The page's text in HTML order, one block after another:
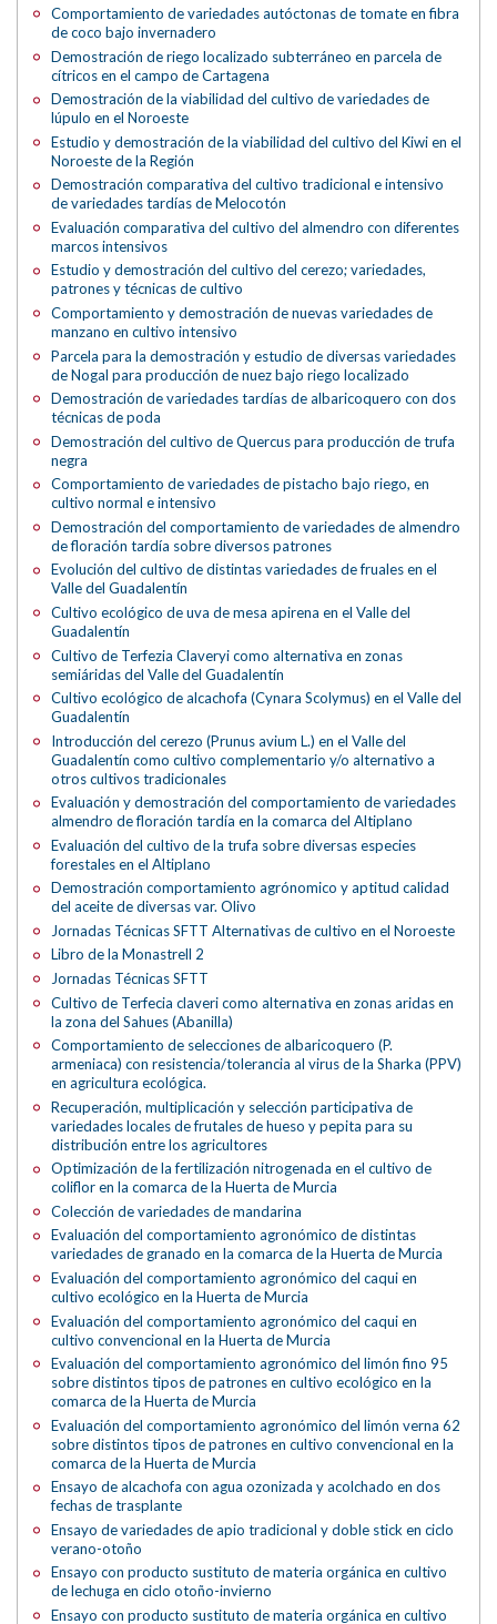
Comportamiento de variedades autóctonas de tomate en fibra
de coco bajo invernadero
Demostración de riego localizado subterráneo en parcela de
cítricos en el campo de Cartagena
Demostración de la viabilidad del cultivo de variedades de
lúpulo en el Noroeste
Estudio y demostración de la viabilidad del cultivo del Kiwi en el
Noroeste de la Región
Demostración comparativa del cultivo tradicional e intensivo
de variedades tardías de Melocotón
Evaluación comparativa del cultivo del almendro con diferentes
marcos intensivos
Estudio y demostración del cultivo del cerezo; variedades,
patrones y técnicas de cultivo
Comportamiento y demostración de nuevas variedades de
manzano en cultivo intensivo
Parcela para la demostración y estudio de diversas variedades
de Nogal para producción de nuez bajo riego localizado
Demostración de variedades tardías de albaricoquero con dos
técnicas de poda
Demostración del cultivo de Quercus para producción de trufa
negra
Comportamiento de variedades de pistacho bajo riego, en
cultivo normal e intensivo
Demostración del comportamiento de variedades de almendro
de floración tardía sobre diversos patrones
Evolución del cultivo de distintas variedades de fruales en el
Valle del Guadalentín
Cultivo ecológico de uva de mesa apirena en el Valle del
Guadalentín
Cultivo de Terfezia Claveryi como alternativa en zonas
semiáridas del Valle del Guadalentín
Cultivo ecológico de alcachofa (Cynara Scolymus) en el Valle del
Guadalentín
Introducción del cerezo (Prunus avium L.) en el Valle del
Guadalentín como cultivo complementario y/o alternativo a
otros cultivos tradicionales
Evaluación y demostración del comportamiento de variedades
almendro de floración tardía en la comarca del Altiplano
Evaluación del cultivo de la trufa sobre diversas especies
forestales en el Altiplano
Demostración comportamiento agrónomico y aptitud calidad
del aceite de diversas var. Olivo
Jornadas Técnicas SFTT Alternativas de cultivo en el Noroeste
Libro de la Monastrell 2
Jornadas Técnicas SFTT
Cultivo de Terfecia claveri como alternativa en zonas aridas en
la zona del Sahues (Abanilla)
Comportamiento de selecciones de albaricoquero (P.
armeniaca) con resistencia/tolerancia al virus de la Sharka (PPV)
en agricultura ecológica.
Recuperación, multiplicación y selección participativa de
variedades locales de frutales de hueso y pepita para su
distribución entre los agricultores
Optimización de la fertilización nitrogenada en el cultivo de
coliflor en la comarca de la Huerta de Murcia
Colección de variedades de mandarina
Evaluación del comportamiento agronómico de distintas
variedades de granado en la comarca de la Huerta de Murcia
Evaluación del comportamiento agronómico del caqui en
cultivo ecológico en la Huerta de Murcia
Evaluación del comportamiento agronómico del caqui en
cultivo convencional en la Huerta de Murcia
Evaluación del comportamiento agronómico del limón fino 95
sobre distintos tipos de patrones en cultivo ecológico en la
comarca de la Huerta de Murcia
Evaluación del comportamiento agronómico del limón verna 62
sobre distintos tipos de patrones en cultivo convencional en la
comarca de la Huerta de Murcia
Ensayo de alcachofa con agua ozonizada y acolchado en dos
fechas de trasplante
Ensayo de variedades de apio tradicional y doble stick en ciclo
verano-otoño
Ensayo con producto sustituto de materia orgánica en cultivo
de lechuga en ciclo otoño-invierno
Ensayo con producto sustituto de materia orgánica en cultivo